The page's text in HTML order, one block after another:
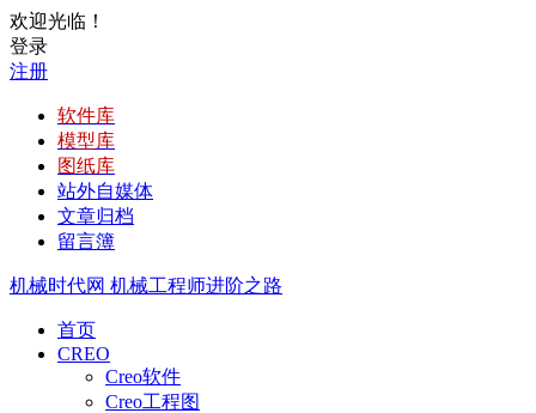
欢迎光临！
登录
注册
软件库
模型库
图纸库
站外自媒体
文章归档
留言簿
机械时代网 机械工程师进阶之路
首页
CREO
Creo软件
Creo工程图